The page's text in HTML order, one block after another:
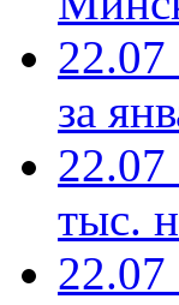
22.07
за
22.07
тыс.
22.07